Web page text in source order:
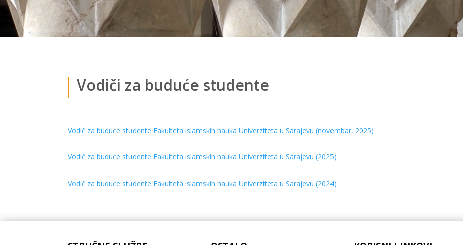
Vodiči za buduće studente
Vodič za buduće studente Fakulteta islamskih nauka Univerziteta u Sarajevu (novembar, 2025)
Vodič za buduće studente Fakulteta islamskih nauka Univerziteta u Sarajevu (2025)
Vodič za buduće studente Fakulteta islamskih nauka Univerziteta u Sarajevu (2024)